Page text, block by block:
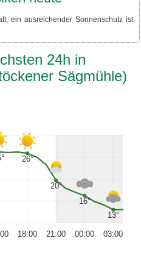
ein ausreichender Sonnenschutz ist
24h in
Sägmühle)
26°
20°
16°
13°
18:00 21:00 00:00 03:00